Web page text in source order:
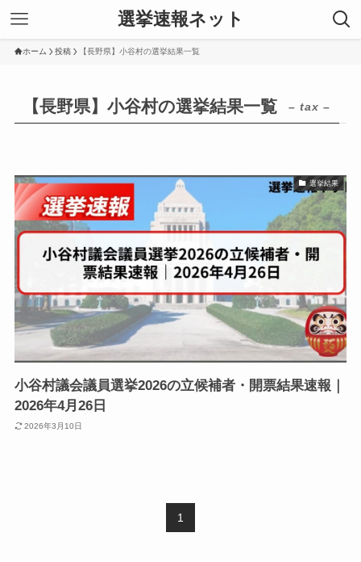
選挙速報ネット
ホーム 投稿 【長野県】小谷村の選挙結果一覧
【長野県】小谷村の選挙結果一覧 – tax –
選挙結果
小谷村議会議員選挙2026の立候補者・開票結果速報｜
2026年4月26日
2026年3月10日
1